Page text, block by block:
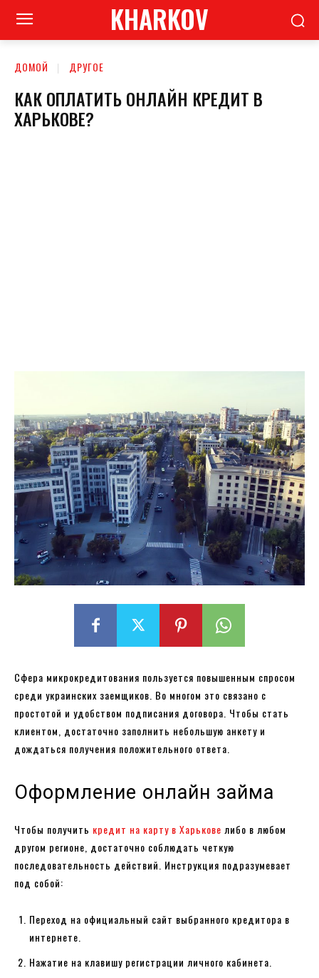
KHARKOV
ДОМОЙ ДРУГОЕ
КАК ОПЛАТИТЬ ОНЛАЙН КРЕДИТ В
ХАРЬКОВЕ?
Сфера микрокредитования пользуется повышенным спросом
среди украинских заемщиков. Во многом это связано с
простотой и удобством подписания договора. Чтобы стать
клиентом, достаточно заполнить небольшую анкету и
дождаться получения положительного ответа.
Оформление онлайн займа
Чтобы получить кредит на карту в Харькове либо в любом
другом регионе, достаточно соблюдать четкую
последовательность действий. Инструкция подразумевает
под собой:
Переход на официальный сайт выбранного кредитора в
интернете.
Нажатие на клавишу регистрации личного кабинета.